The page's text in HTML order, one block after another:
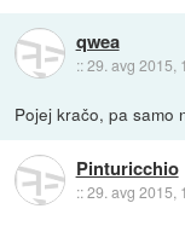
qwea
::29. avg 2015,
Pojej kračo, pa samo
Pinturicchio
::29. avg 2015,